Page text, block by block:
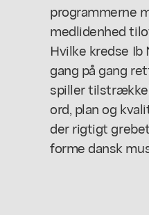
programmerne
medlidenhed
Hvilke kredse
gang på gang
spiller
ord, plan og
der rigtigt
forme dansk